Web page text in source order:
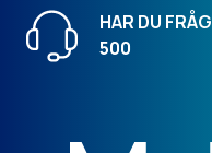
HAR DU
500